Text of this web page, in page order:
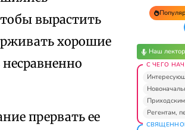
вырастить
хорошие
прервать ее
Наш
С ЧЕГО
Регентам,